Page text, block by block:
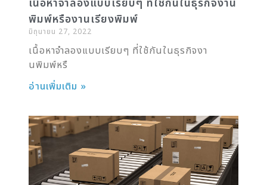
เนื้อหาจำลองแบบเรียบๆ ที่ใช้กันในธุรกิจงาน
พิมพ์หรืองานเรียงพิมพ์
มิถุนายน 27, 2022
เนื้อหาจำลองแบบเรียบๆ ที่ใช้กันในธุรกิจงา
นพิมพ์หรื
อ่านเพิ่มเติม »